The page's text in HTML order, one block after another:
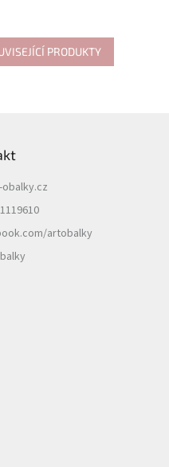
Rozměr: 3,3x10,3cm
PRODUKTY
artobalky